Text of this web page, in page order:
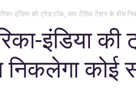
इंडिया की ट्रेड टॉक, क्या टैरिफ टेंशन के बीच
इंडिया की
कोई